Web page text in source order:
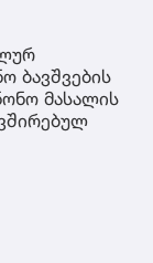
ბავშვების
მასალის